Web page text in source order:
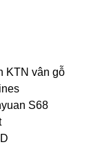
KTN vân gỗ
S68